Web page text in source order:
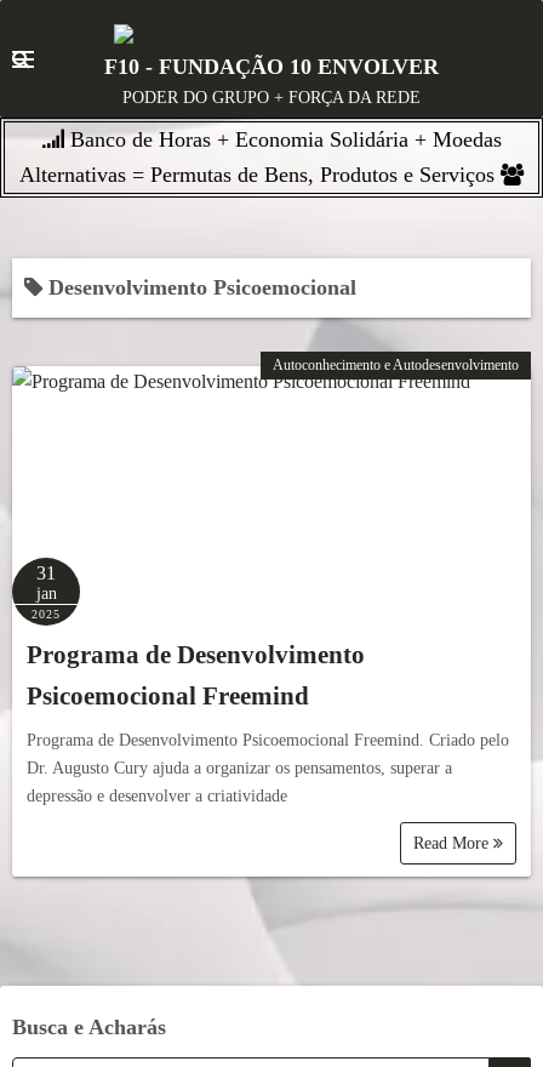
t
c
t
F10 - FUNDAÇÃO 10 ENVOLVER
PODER DO GRUPO + FORÇA DA REDE
Banco de Horas + Economia Solidária + Moedas
Alternativas = Permutas de Bens, Produtos e Serviços
Desenvolvimento Psicoemocional
Autoconhecimento e Autodesenvolvimento
31
jan
2025
Programa de Desenvolvimento
Psicoemocional Freemind
Programa de Desenvolvimento Psicoemocional Freemind. Criado pelo
Dr. Augusto Cury ajuda a organizar os pensamentos, superar a
depressão e desenvolver a criatividade
Read More
Busca e Acharás